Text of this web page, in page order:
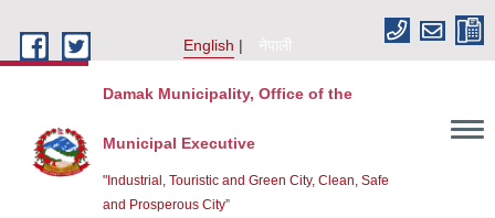
English
नेपाली
Damak Municipality, Office of the
Municipal Executive
"Industrial, Touristic and Green City, Clean, Safe
and Prosperous City”